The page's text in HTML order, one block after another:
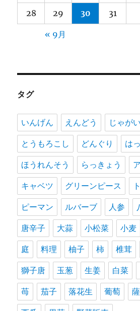
28 29 30 31
« 9月
タグ
いんげん えんどう じゃが
とうもろこし どんぐり は
ほうれんそう らっきょう
キャベツ グリーンピース
ピーマン ルバーブ 人参
唐辛子 大蒜 小松菜 小麦
庭 料理 柚子 柿 椎茸
獅子唐 玉葱 生姜 白菜
苺 茄子 落花生 葡萄